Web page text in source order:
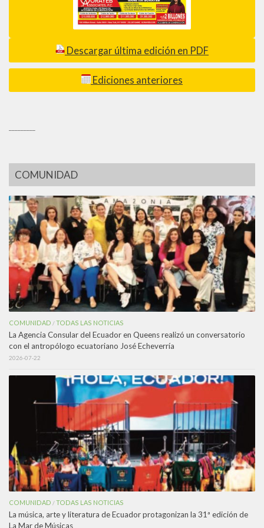
Descargar última edición en PDF
Ediciones anteriores
COMUNIDAD
COMUNIDAD /TODAS LAS NOTICIAS
La Agencia Consular del Ecuador en Queens realizó un conversatorio
con el antropólogo ecuatoriano José Echeverría
2026-07-22
COMUNIDAD /TODAS LAS NOTICIAS
La música, arte y literatura de Ecuador protagonizan la 31ª edición de
La Mar de Músicas